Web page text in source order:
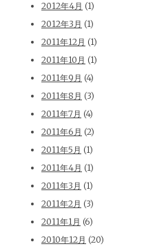
2012年4月 (1)
2012年3月 (1)
2011年12月 (1)
2011年10月 (1)
2011年9月 (4)
2011年8月 (3)
2011年7月 (4)
2011年6月 (2)
2011年5月 (1)
2011年4月 (1)
2011年3月 (1)
2011年2月 (3)
2011年1月 (6)
2010年12月 (20)